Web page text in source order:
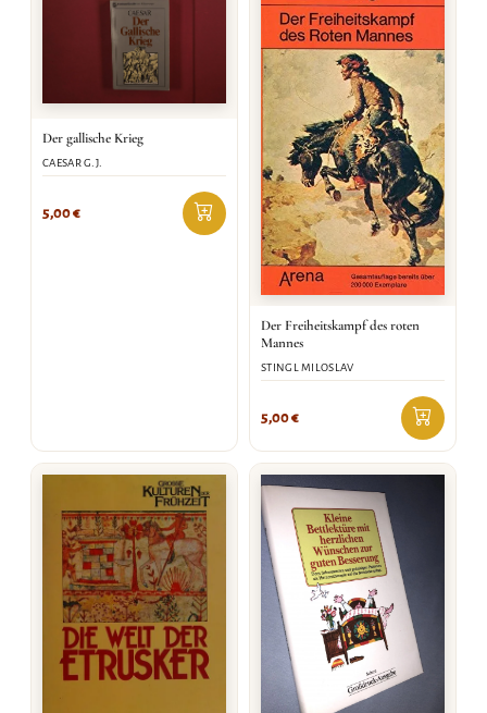
Der gallische Krieg
CAESAR G.J.
5,00€
Der Freiheitskampf des roten
Mannes
STINGL MILOSLAV
5,00€